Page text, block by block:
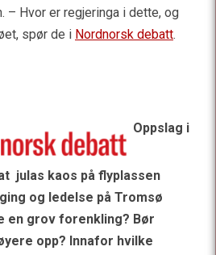
– Hvor er regjeringa i dette, og
spør de i Nordnorsk debatt.
Oppslag i
julas kaos på flyplassen
og ledelse på Tromsø
en grov forenkling? Bør
opp? Innafor hvilke